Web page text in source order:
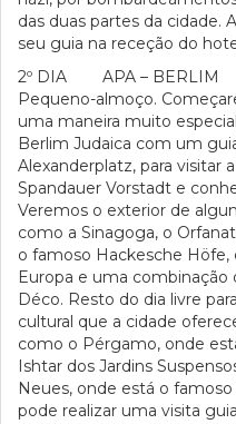
das duas partes da cidade.
seu guia na receção do
2º DIA APA – BERLIM
Pequeno-almoço.
uma maneira muito
Berlim Judaica com um
Alexanderplatz, para visitar
Spandauer Vorstadt e
Veremos o exterior de
como a Sinagoga, o
o famoso Hackesche
Europa e uma combinação
Déco. Resto do dia livre
cultural que a cidade
como o Pérgamo, onde
Ishtar dos Jardins
Neues, onde está o
pode realizar uma visita